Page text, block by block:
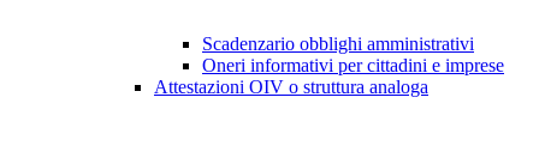
Scadenzario obblighi amministrativi
Oneri informativi per cittadini e imprese
Attestazioni OIV o struttura analoga